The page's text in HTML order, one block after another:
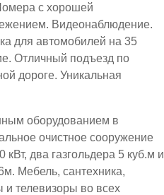
с хорошей
Видеонаблюдение.
для автомобилей на 35
Отличный подъезд по
дороге. Уникальная
оборудованием в
очистное сооружение
два газгольдера 5 куб.м и
Мебель, сантехника,
и телевизоры во всех